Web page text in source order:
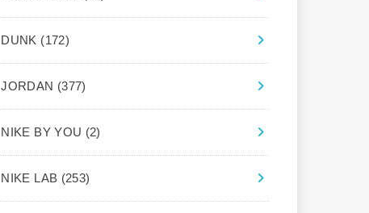
DUNK (172)
JORDAN (377)
NIKE BY YOU (2)
NIKE LAB (253)